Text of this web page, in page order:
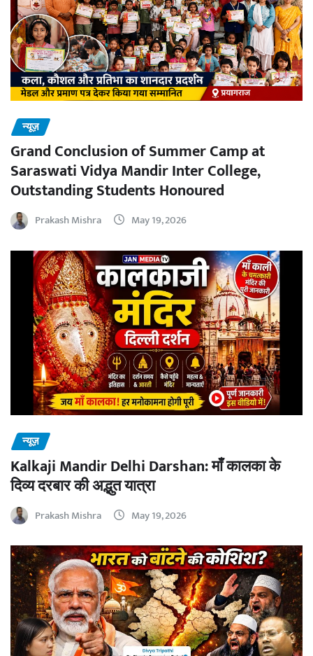
न्यूज़
Grand Conclusion of Summer Camp at
Saraswati Vidya Mandir Inter College,
Outstanding Students Honoured
Prakash Mishra May 19, 2026
न्यूज़
Kalkaji Mandir Delhi Darshan: माँ कालका के
दिव्य दरबार की अद्भुत यात्रा
Prakash Mishra May 19, 2026